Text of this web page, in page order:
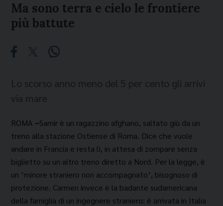
Ma sono terra e cielo le frontiere
più battute
Lo scorso anno meno del 5 per cento gli arrivi
via mare
ROMA –Samir è un ragazzino afghano, saltato giù da un
treno alla stazione Ostiense di Roma. Dice che vuole
andare in Francia e resta lì, in attesa di zompare senza
biglietto su un altro treno diretto a Nord. Per la legge, è
un ‘minore straniero non ac­compagnato’, bisognoso di
protezione. Carmen in­vece è la badante sudamericana
della famiglia di un ingegnere straniero: è arrivata in Italia